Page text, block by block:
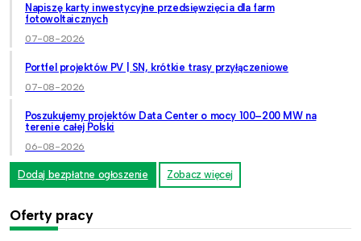
Napiszę karty inwestycyjne przedsięwzięcia dla farm
fotowoltaicznych
07-08-2026
Portfel projektów PV | SN, krótkie trasy przyłączeniowe
07-08-2026
Poszukujemy projektów Data Center o mocy 100–200 MW na
terenie całej Polski
06-08-2026
Dodaj bezpłatne ogłoszenie Zobacz więcej
Oferty pracy